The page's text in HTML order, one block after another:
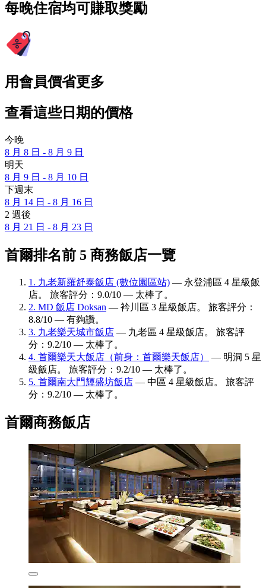
每晚住宿均可賺取獎勵
用會員價省更多
查看這些日期的價格
今晚
8 月 8 日 - 8 月 9 日
明天
8 月 9 日 - 8 月 10 日
下週末
8 月 14 日 - 8 月 16 日
2 週後
8 月 21 日 - 8 月 23 日
首爾排名前 5 商務飯店一覽
1. 九老新羅舒泰飯店 (數位園區站) — 永登浦區 4 星級飯
店。 旅客評分：9.0/10 — 太棒了。
2. MD 飯店 Doksan — 衿川區 3 星級飯店。 旅客評分：
8.8/10 — 有夠讚。
3. 九老樂天城市飯店 — 九老區 4 星級飯店。 旅客評
分：9.2/10 — 太棒了。
4. 首爾樂天大飯店（前身：首爾樂天飯店）
— 明洞 5 星
級飯店。 旅客評分：9.2/10 — 太棒了。
5. 首爾南大門輝盛坊飯店 — 中區 4 星級飯店。 旅客評
分：9.2/10 — 太棒了。
首爾商務飯店